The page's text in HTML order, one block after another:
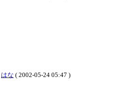
はな ( 2002-05-24 05:47 )